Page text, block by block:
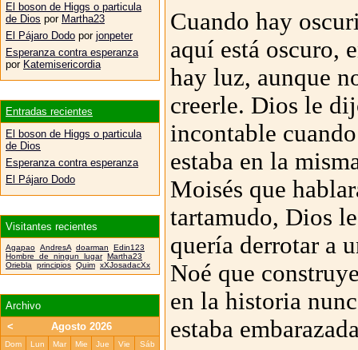
Cuando hay
aquí está oscuro,
hay luz, aunque
creerle. Dios le
incontable
estaba en la
Moisés que
tartamudo, Dios
quería derrotar a
Noé que
en la historia
estaba
El boson de Higgs o particula
de Dios por Martha23
El Pájaro Dodo por jonpeter
Esperanza contra esperanza
por Katemisericordia
Entradas recientes
El boson de Higgs o particula
de Dios
Esperanza contra esperanza
El Pájaro Dodo
Visitantes recientes
Agapao AndresA doarman
Edin123
Hombre_de_ningun_lugar
Martha23
Oriebla principios Quim xXJosadacXx
Archivo
<
Agosto 2026
Dom Lun Mar Mie Jue Vie
Sáb